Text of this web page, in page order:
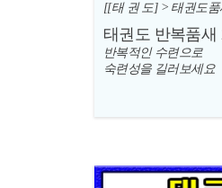
[[태 권 도] > 태권도
태권도 반복품새
반복적인 수련으로
숙련성을 길러보세요